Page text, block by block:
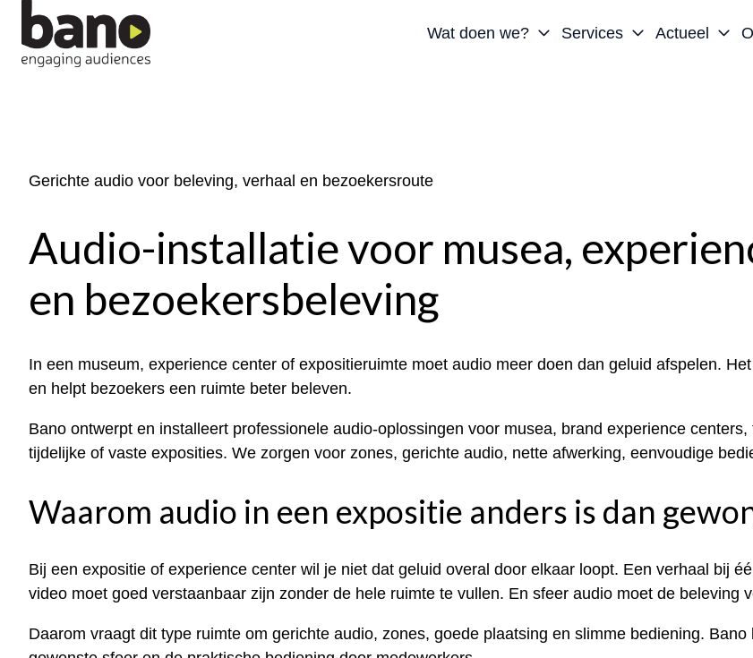
Wat doen we? Services Actueel
Gerichte audio voor beleving, verhaal en bezoekersroute
Audio-installatie voor musea,
en bezoekersbeleving
In een museum, experience center of expositieruimte moet audio meer doen dan geluid afspelen.
en helpt bezoekers een ruimte beter beleven.
Bano ontwerpt en installeert professionele audio-oplossingen voor musea, brand experience
tijdelijke of vaste exposities. We zorgen voor zones, gerichte audio, nette afwerking, eenvoudige
Waarom audio in een expositie anders is dan
Bij een expositie of experience center wil je niet dat geluid overal door elkaar loopt. Een verhaal bij
video moet goed verstaanbaar zijn zonder de hele ruimte te vullen. En sfeer audio moet de beleving
Daarom vraagt dit type ruimte om gerichte audio, zones, goede plaatsing en slimme bediening.